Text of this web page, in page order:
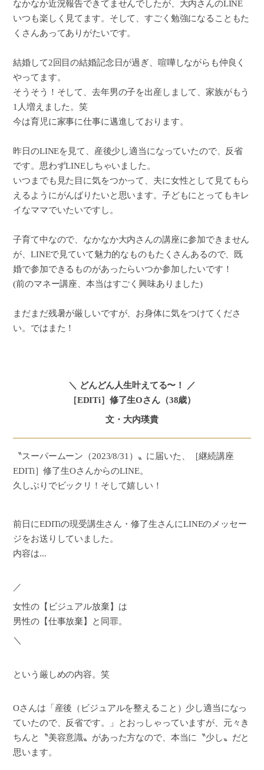
なかなか近況報告できてませんでしたが、大内さんのLINE
いつも楽しく見てます。そして、すごく勉強になることもた
くさんあってありがたいです。
結婚して2回目の結婚記念日が過ぎ、喧嘩しながらも仲良く
やってます。
そうそう！そして、去年男の子を出産しまして、家族がもう
1人増えました。笑
今は育児に家事に仕事に邁進しております。
昨日のLINEを見て、産後少し適当になっていたので、反省
です。思わずLINEしちゃいました。
いつまでも見た目に気をつかって、夫に女性として見てもら
えるようにがんばりたいと思います。子どもにとってもキレ
イなママでいたいですし。
子育て中なので、なかなか大内さんの講座に参加できません
が、LINEで見ていて魅力的なものもたくさんあるので、既
婚で参加できるものがあったらいつか参加したいです！
(前のマネー講座、本当はすごく興味ありました)
まだまだ残暑が厳しいですが、お身体に気をつけてくださ
い。ではまた！
＼ どんどん人生叶えてる〜！ ／
［EDITi］修了生Oさん（38歳）
文・大内瑛貴
〝スーパームーン（2023/8/31）〟に届いた、［継続講座
EDITi］修了生OさんからのLINE。
久しぶりでビックリ！そして嬉しい！
前日にEDITiの現受講生さん・修了生さんにLINEのメッセー
ジをお送りしていました。
内容は...
／
女性の【ビジュアル放棄】は
男性の【仕事放棄】と同罪。
＼
という厳しめの内容。笑
Oさんは「産後（ビジュアルを整えること）少し適当になっ
ていたので、反省です。」とおっしゃっていますが、元々き
ちんと〝美容意識〟があった方なので、本当に〝少し〟だと
思います。